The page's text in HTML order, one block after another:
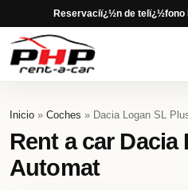
Reservaciï¿½n de telï¿½fono
Inicio » Coches » Dacia Logan SL
Rent a car
Automat